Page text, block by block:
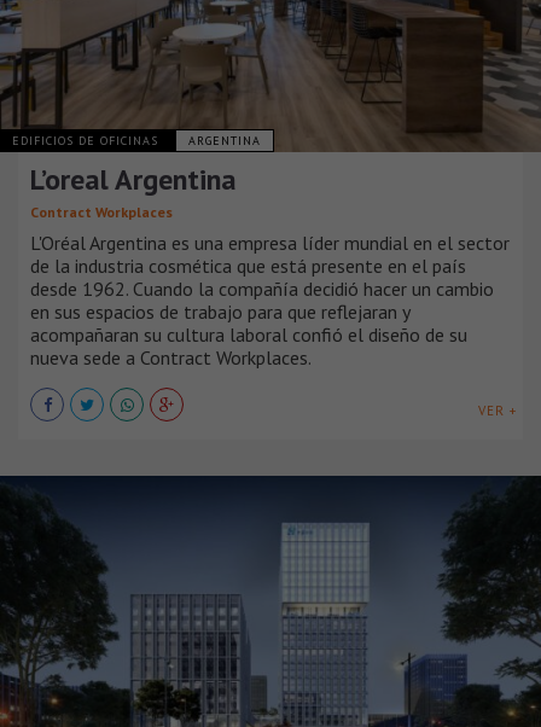
EDIFICIOS DE OFICINAS ARGENTINA
L’oreal Argentina
Contract Workplaces
L'Oréal Argentina es una empresa líder mundial en el sector
de la industria cosmética que está presente en el país
desde 1962. Cuando la compañía decidió hacer un cambio
en sus espacios de trabajo para que reflejaran y
acompañaran su cultura laboral confió el diseño de su
nueva sede a Contract Workplaces.
VER +